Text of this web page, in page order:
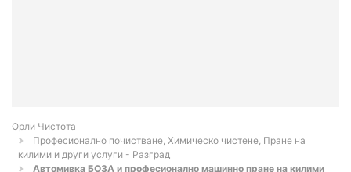
Орли Чистота
Професионално почистване, Химическо чистене, Пране на
килими и други услуги - Разград
Автомивка БОЗА и професионално машинно пране на килими